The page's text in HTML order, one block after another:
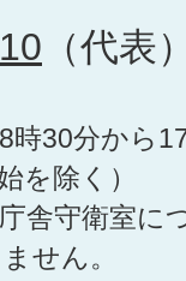
（代表
30分から
を除く）
舎守衛室に
せん。